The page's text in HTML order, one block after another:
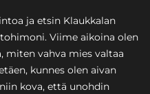
ja etsin Klaukkalan
Viime aikoina olen
miten vahva mies valtaa
kunnes olen aivan
kova, että unohdin